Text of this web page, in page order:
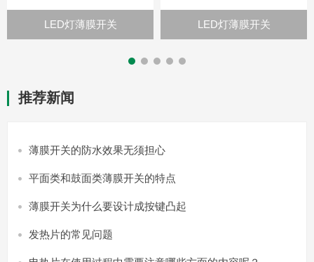
LED灯薄膜开关 LED灯薄膜开关
推荐新闻
薄膜开关的防水效果无须担心
平面类和鼓面类薄膜开关的特点
薄膜开关为什么要设计成按键凸起
发热片的常见问题